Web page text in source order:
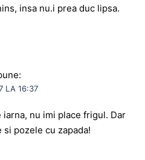
insa nu.i prea duc lipsa.
LA 16:37
iarna, nu imi place frigul. Dar
pozele cu zapada!